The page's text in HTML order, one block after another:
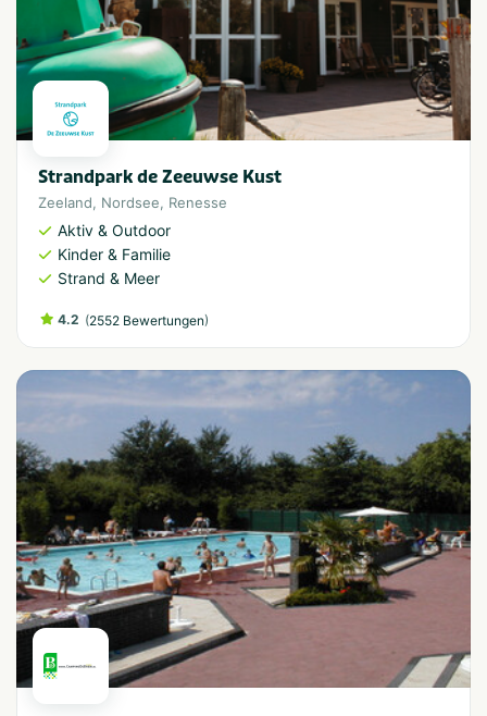
Strandpark de Zeeuwse Kust
Zeeland, Nordsee, Renesse
Aktiv & Outdoor
Kinder & Familie
Strand & Meer
4.2 (2552 Bewertungen)